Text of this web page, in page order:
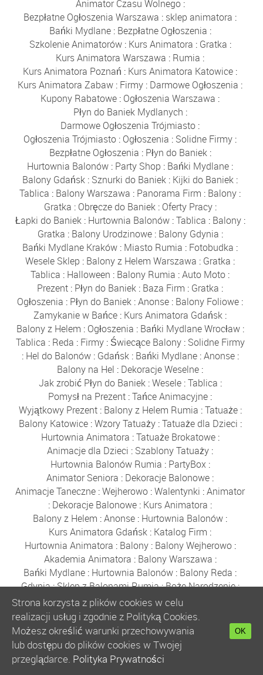
Animator Czasu Wolnego:
Bezpłatne Ogłoszenia Warszawa : sklep animatora :
Bańki Mydlane: Bezpłatne Ogłoszenia :
Szkolenie Animatorów: Kurs Animatora : Gratka :
Kurs Animatora Warszawa : Rumia :
Kurs Animatora Poznań : Kurs Animatora Katowice :
Kurs Animatora Zabaw : Firmy : Darmowe Ogłoszenia :
Kupony Rabatowe : Ogłoszenia Warszawa :
Płyn do Baniek Mydlanych :
Darmowe Ogłoszenia Trójmiasto :
Ogłoszenia Trójmiasto : Ogłoszenia : Solidne Firmy :
Bezpłatne Ogłoszenia : Płyn do Baniek:
Hurtownia Balonów : Party Shop : Bańki Mydlane :
Balony Gdańsk : Sznurki do Baniek : Kijki do Baniek :
Tablica : Balony Warszawa : Panorama Firm : Balony :
Gratka : Obręcze do Baniek: Oferty Pracy:
Łapki do Baniek: Hurtownia Balonów:Tablica : Balony:
Gratka : Balony Urodzinowe: Balony Gdynia :
Bańki Mydlane Kraków : Miasto Rumia : Fotobudka :
Wesele Sklep : Balony z Helem Warszawa : Gratka :
Tablica : Halloween : Balony Rumia :Auto Moto :
Prezent : Płyn do Baniek : Baza Firm : Gratka :
Ogłoszenia : Płyn do Baniek :Anonse : Balony Foliowe :
Zamykanie w Bańce : Kurs Animatora Gdańsk :
Balony z Helem : Ogłoszenia : Bańki Mydlane Wrocław:
Tablica : Reda : Firmy: Świecące Balony: Solidne Firmy
: Hel do Balonów: Gdańsk: Bańki Mydlane:Anonse:
Balony na Hel : Dekoracje Weselne :
Jak zrobić Płyn do Baniek:Wesele:Tablica :
Pomysł na Prezent :Tańce Animacyjne :
Wyjątkowy Prezent: Balony z Helem Rumia :Tatuaże:
Balony Katowice:Wzory Tatuaży:Tatuaże dla Dzieci :
Hurtownia Animatora :Tatuaże Brokatowe:
Animacje dla Dzieci : Szablony Tatuaży :
Hurtownia Balonów Rumia : PartyBox:
Animator Seniora : Dekoracje Balonowe :
Animacje Taneczne :Wejherowo :Walentynki :Animator
: Dekoracje Balonowe : Kurs Animatora :
Balony z Helem :Anonse : Hurtownia Balonów :
Kurs Animatora Gdańsk : Katalog Firm :
Hurtownia Animatora : Balony: Balony Wejherowo:
Akademia Animatora : Balony Warszawa :
Bańki Mydlane : Hurtownia Balonów : Balony Reda :
Gdynia:Sklep z Balonami Rumia:Boże Narodzenie:
Balony Poznań:Zabawki: Balony Kraków
Balony Wrocław:Balony Łódź: Kurs Animatora
Kurs Animatora Online:Polecany Sklep
Kurs Animatora Zabaw dla Dzieci Online
Kurs Online:
Animator Zabaw dla Dzieci Online
Wyszukiwarka Produktów
Strona korzysta z plików cookies w celu
realizacji usług i zgodnie z Polityką Cookies.
Możesz określić warunki przechowywania
lub dostępu do plików cookies w Twojej
przeglądarce. Polityka Prywatności
OK